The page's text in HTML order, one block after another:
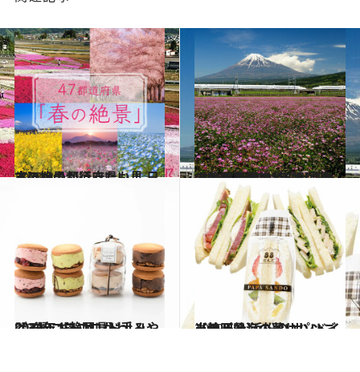
2021.3.5
《ほかの都道府県も見る》いつか行きたい！ 日本の絶景
旅＆お出かけ 2021.3.29
【静岡県 2021年版】 春の絶景・風物詩5選 富士山と一面紫のれんげ畑
旅＆お出かけ
2021.1.18
2020年【静岡県】手みやげ3選 コロコロかわいい♡ クッキーサンド
グルメ 2019.6.2
【静岡県】のおいしいご当地パン 浜松のサンドイッチ＆熱海の蒸しパン
グルメ